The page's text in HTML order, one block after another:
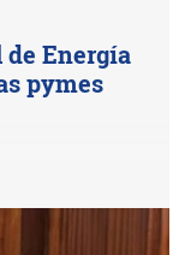
de Energía
pymes